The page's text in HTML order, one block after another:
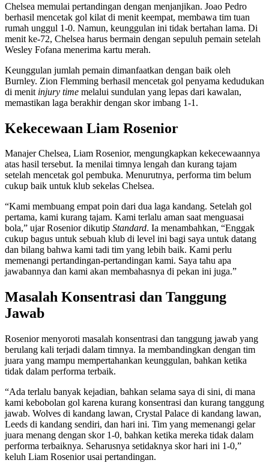
Chelsea memulai pertandingan dengan menjanjikan. Joao Pedro
berhasil mencetak gol kilat di menit keempat, membawa tim tuan
rumah unggul 1-0. Namun, keunggulan ini tidak bertahan lama. Di
menit ke-72, Chelsea harus bermain dengan sepuluh pemain setelah
Wesley Fofana menerima kartu merah.
Keunggulan jumlah pemain dimanfaatkan dengan baik oleh
Burnley. Zion Flemming berhasil mencetak gol penyama kedudukan
di menit injury time melalui sundulan yang lepas dari kawalan,
memastikan laga berakhir dengan skor imbang 1-1.
Kekecewaan Liam Rosenior
Manajer Chelsea, Liam Rosenior, mengungkapkan kekecewaannya
atas hasil tersebut. Ia menilai timnya lengah dan kurang tajam
setelah mencetak gol pembuka. Menurutnya, performa tim belum
cukup baik untuk klub sekelas Chelsea.
“Kami membuang empat poin dari dua laga kandang. Setelah gol
pertama, kami kurang tajam. Kami terlalu aman saat menguasai
bola,” ujar Rosenior dikutip Standard. Ia menambahkan, “Enggak
cukup bagus untuk sebuah klub di level ini bagi saya untuk datang
dan bilang bahwa kami tadi tim yang lebih baik. Kami perlu
memenangi pertandingan-pertandingan kami. Saya tahu apa
jawabannya dan kami akan membahasnya di pekan ini juga.”
Masalah Konsentrasi dan Tanggung
Jawab
Rosenior menyoroti masalah konsentrasi dan tanggung jawab yang
berulang kali terjadi dalam timnya. Ia membandingkan dengan tim
juara yang mampu mempertahankan keunggulan, bahkan ketika
tidak dalam performa terbaik.
“Ada terlalu banyak kejadian, bahkan selama saya di sini, di mana
kami kebobolan gol karena kurang konsentrasi dan kurang tanggung
jawab. Wolves di kandang lawan, Crystal Palace di kandang lawan,
Leeds di kandang sendiri, dan hari ini. Tim yang memenangi gelar
juara menang dengan skor 1-0, bahkan ketika mereka tidak dalam
performa terbaiknya. Seharusnya setidaknya skor hari ini 1-0,”
keluh Liam Rosenior usai pertandingan.